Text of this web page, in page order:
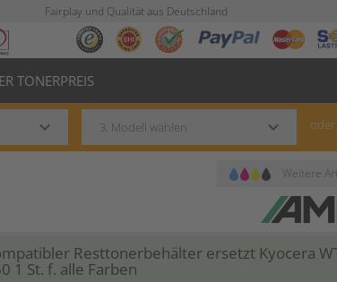
Fairplay und Qualität aus Deutschland
TONERPREIS
keyboard_arrow_down keyboard_arrow_down oder
Weitere
Resttonerbehälter ersetzt Kyocera
1 St. f. alle Farben